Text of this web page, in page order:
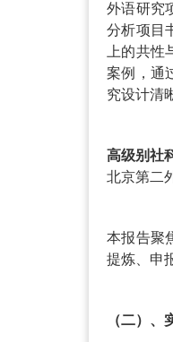
外语研究
分析项目
上的共
案例，通
究设计清
高级别社
北京第二
本报告聚
提炼、申
（二）、